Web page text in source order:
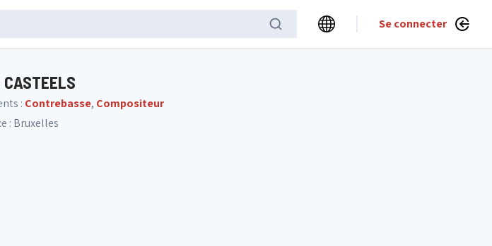
Se connecter
: Contrebasse, Compositeur
: Bruxelles